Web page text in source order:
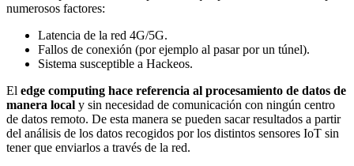
numerosos factores:
Latencia de la red 4G/5G.
Fallos de conexión (por ejemplo al pasar por un túnel).
Sistema susceptible a Hackeos.
El edge computing hace referencia al procesamiento de datos de
manera local y sin necesidad de comunicación con ningún centro
de datos remoto. De esta manera se pueden sacar resultados a partir
del análisis de los datos recogidos por los distintos sensores IoT sin
tener que enviarlos a través de la red.